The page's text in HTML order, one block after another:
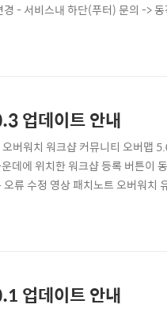
경 - 서비스내 하단(푸터) 문의 ->
부터는 오직 Google Oauth 2.0인
업데이트 안내
버워치 워크샵 커뮤니티 오버맵
데에 위치한 워크샵 등록 버튼이
오류 수정 영상 패치노트 오버워치
에 상단 배너 이미지들이 정상적
업데이트 안내